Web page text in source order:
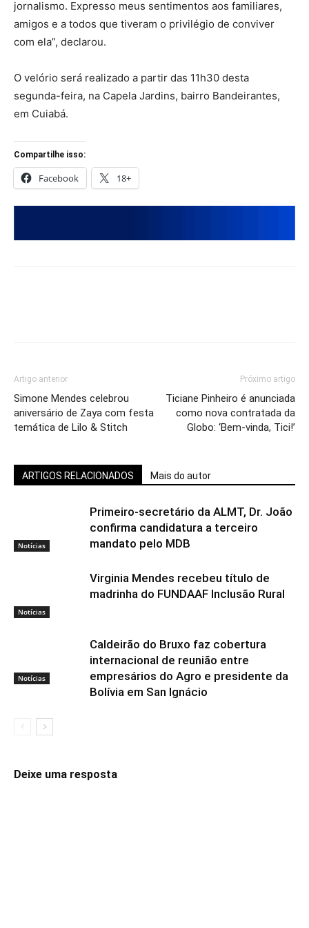
jornalismo. Expresso meus sentimentos aos familiares,
amigos e a todos que tiveram o privilégio de conviver
com ela”, declarou.
O velório será realizado a partir das 11h30 desta
segunda-feira, na Capela Jardins, bairro Bandeirantes,
em Cuiabá.
Compartilhe isso:
Facebook 18+
Artigo anterior
Simone Mendes celebrou
aniversário de Zaya com festa
temática de Lilo & Stitch
Próximo artigo
Ticiane Pinheiro é anunciada
como nova contratada da
Globo: ‘Bem-vinda, Tici!’
ARTIGOS RELACIONADOS Mais do autor
Notícias
Primeiro-secretário da ALMT, Dr. João
confirma candidatura a terceiro
mandato pelo MDB
Notícias
Virginia Mendes recebeu título de
madrinha do FUNDAAF Inclusão Rural
Notícias
Caldeirão do Bruxo faz cobertura
internacional de reunião entre
empresários do Agro e presidente da
Bolívia em San Ignácio
Deixe uma resposta